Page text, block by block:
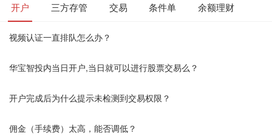
开户 三方存管 交易 条件单 余额理财
视频认证一直排队怎么办？
华宝智投内当日开户,当日就可以进行股票交易么？
开户完成后为什么提示未检测到交易权限？
佣金（手续费）太高，能否调低？